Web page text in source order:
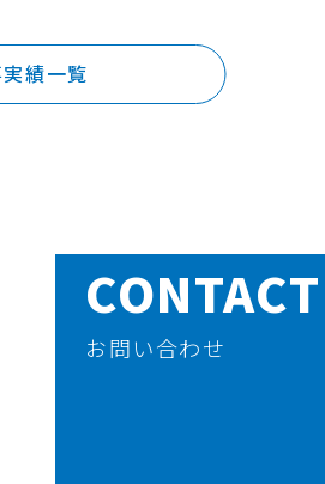
績一覧
CONTACT
お問い合わせ